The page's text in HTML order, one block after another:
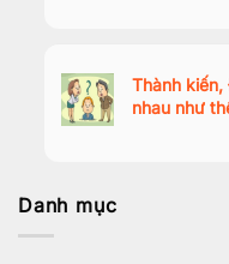
Thành kiến,
nhau như
Danh mục